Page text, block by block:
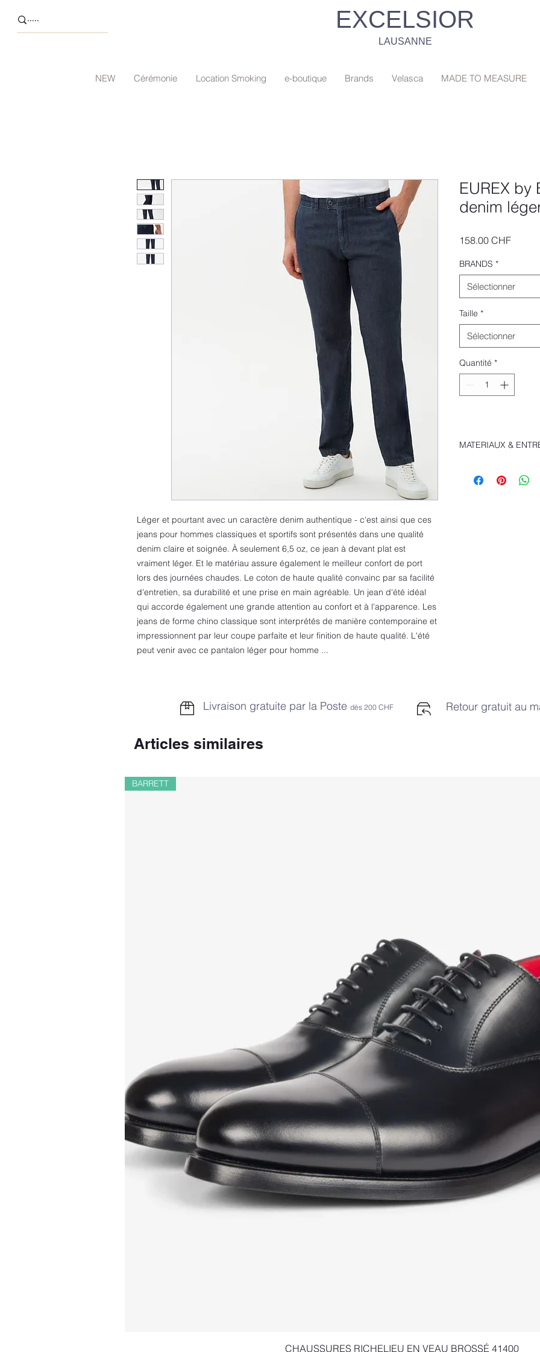
EXCELSIOR
LAUSANNE
NEW Cérémonie Location Smoking e-boutique Brands Velasca MADE TO MEASURE
Léger et pourtant avec un caractère denim authentique - c'est ainsi que ces
jeans pour hommes classiques et sportifs sont présentés dans une qualité
denim claire et soignée. À seulement 6,5 oz, ce jean à devant plat est
vraiment léger. Et le matériau assure également le meilleur confort de port
lors des journées chaudes. Le coton de haute qualité convainc par sa facilité
d'entretien, sa durabilité et une prise en main agréable. Un jean d'été idéal
qui accorde également une grande attention au confort et à l'apparence. Les
jeans de forme chino classique sont interprétés de manière contemporaine et
impressionnent par leur coupe parfaite et leur finition de haute qualité. L'été
peut venir avec ce pantalon léger pour homme ...
EUREX by
denim
158.00 CHFPrix
BRANDS *
Sélectionner
Taille *
Sélectionner
Quantité *
MATERIAUX &
Poches
Livraison gratuite par la Poste dès 200 CHF Retour gratuit au
Articles similaires
Aperçu rapide
BARRETT
CHAUSSURES RICHELIEU EN VEAU BROSSÉ 41400